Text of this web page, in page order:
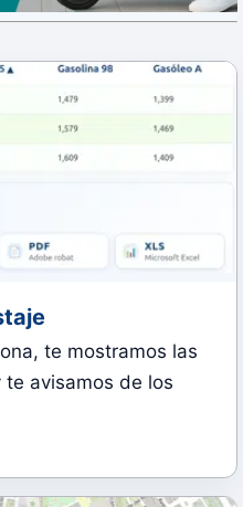
te mostramos las
avisamos de los